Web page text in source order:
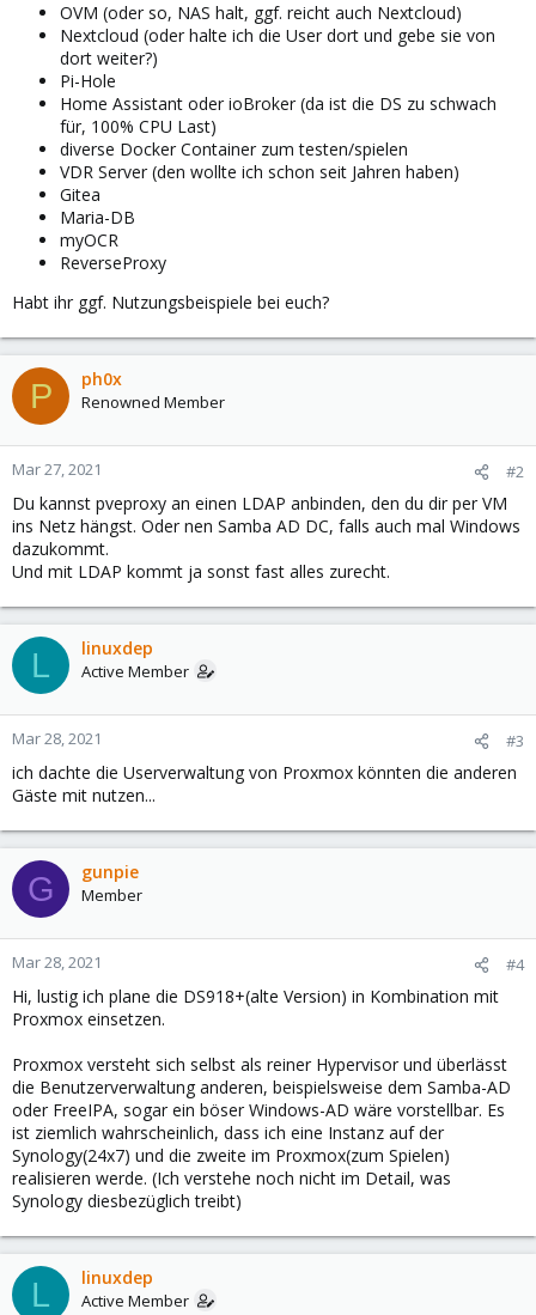
OVM (oder so, NAS halt, ggf. reicht auch Nextcloud)
Nextcloud (oder halte ich die User dort und gebe sie von
dort weiter?)
Pi-Hole
Home Assistant oder ioBroker (da ist die DS zu schwach
für, 100% CPU Last)
diverse Docker Container zum testen/spielen
VDR Server (den wollte ich schon seit Jahren haben)
Gitea
Maria-DB
myOCR
ReverseProxy
Habt ihr ggf. Nutzungsbeispiele bei euch?
P ph0x
Renowned Member
Mar 27, 2021 #2
Du kannst pveproxy an einen LDAP anbinden, den du dir per VM
ins Netz hängst. Oder nen Samba AD DC, falls auch mal Windows
dazukommt.
Und mit LDAP kommt ja sonst fast alles zurecht.
L linuxdep
Active Member
Mar 28, 2021 #3
ich dachte die Userverwaltung von Proxmox könnten die anderen
Gäste mit nutzen...
G gunpie
Member
Mar 28, 2021 #4
Hi, lustig ich plane die DS918+(alte Version) in Kombination mit
Proxmox einsetzen.
Proxmox versteht sich selbst als reiner Hypervisor und überlässt
die Benutzerverwaltung anderen, beispielsweise dem Samba-AD
oder FreeIPA, sogar ein böser Windows-AD wäre vorstellbar. Es
ist ziemlich wahrscheinlich, dass ich eine Instanz auf der
Synology(24x7) und die zweite im Proxmox(zum Spielen)
realisieren werde. (Ich verstehe noch nicht im Detail, was
Synology diesbezüglich treibt)
L linuxdep
Active Member